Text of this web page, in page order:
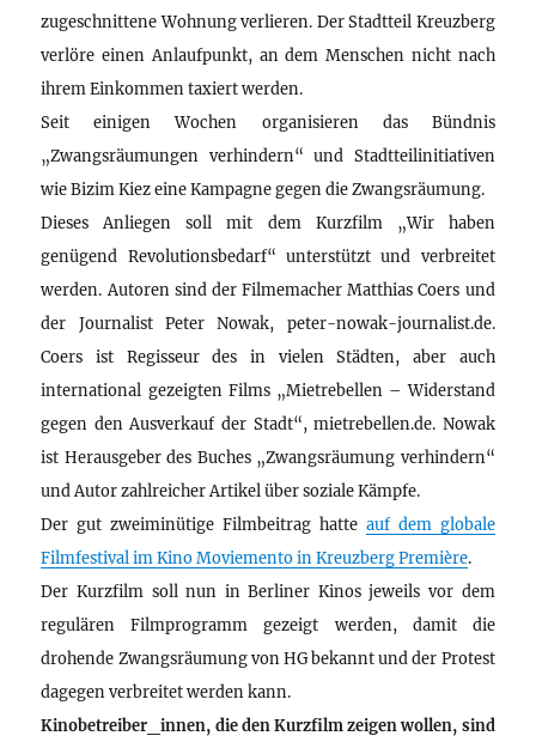
zugeschnittene Wohnung verlieren. Der Stadtteil Kreuzberg
verlöre einen Anlaufpunkt, an dem Menschen nicht nach
ihrem Einkommen taxiert werden.
Seit einigen Wochen organisieren das Bündnis
„Zwangsräumungen verhindern“ und Stadtteilinitiativen
wie Bizim Kiez eine Kampagne gegen die Zwangsräumung.
Dieses Anliegen soll mit dem Kurzfilm „Wir haben
genügend Revolutionsbedarf“ unterstützt und verbreitet
werden. Autoren sind der Filmemacher Matthias Coers und
der Journalist Peter Nowak, peter-nowak-journalist.de.
Coers ist Regisseur des in vielen Städten, aber auch
international gezeigten Films „Mietrebellen – Widerstand
gegen den Ausverkauf der Stadt“, mietrebellen.de. Nowak
ist Herausgeber des Buches „Zwangsräumung verhindern“
und Autor zahlreicher Artikel über soziale Kämpfe.
Der gut zweiminütige Filmbeitrag hatte auf dem globale
Filmfestival im Kino Moviemento in Kreuzberg Première.
Der Kurzfilm soll nun in Berliner Kinos jeweils vor dem
regulären Filmprogramm gezeigt werden, damit die
drohende Zwangsräumung von HG bekannt und der Protest
dagegen verbreitet werden kann.
Kinobetreiber_innen, die den Kurzfilm zeigen wollen, sind